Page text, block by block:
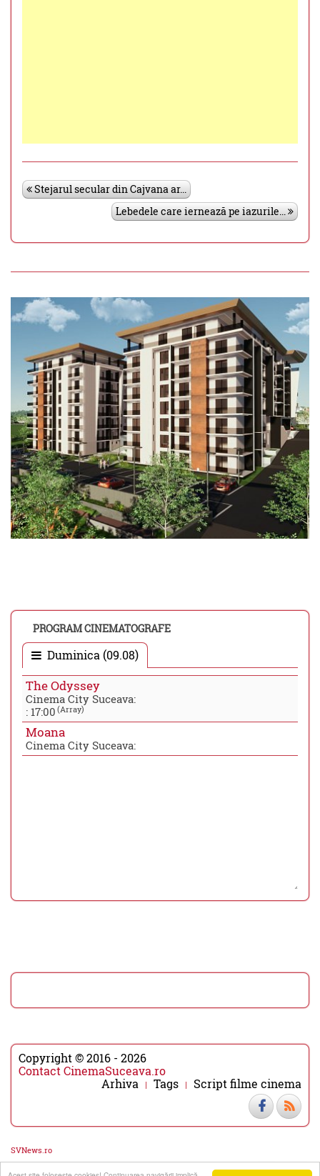
Stejarul secular din Cajvana ar...
Lebedele care iernează pe iazurile...
PROGRAM CINEMATOGRAFE
Duminica (09.08)
The Odyssey
Cinema City Suceava:
: 17:00 (Array)
Moana
Cinema City Suceava:
Copyright © 2016 - 2026
Contact CinemaSuceava.ro
Arhiva
Tags Script filme cinema
SVNews.ro